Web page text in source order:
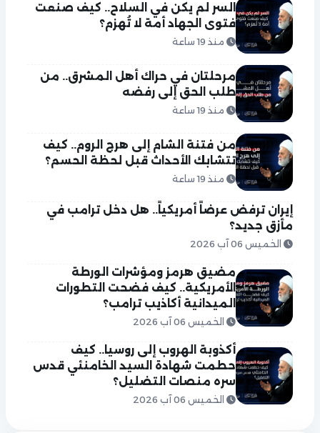
السر لم يكن في السلاح.. كيف صنعت
فتوى الجهاد أمة لا تُهزم؟
منذ 19 ساعة
مرحلتان في حراك أهل المشرق.. من
طلب الحق إلى رفضه
منذ 19 ساعة
من فتنة الشام إلى هرج الروم.. كيف
تتشابك الأحداث قبل لحظة الحسم؟
منذ 19 ساعة
إيران ترفض عرضاً أمريكياً.. هل دخل ترامب في
مأزق جديد؟
الخميس 06 آب 2026
مضيق هرمز ومؤشرات الورطة
الأمريكية.. كيف فضحت التطورات
الميدانية أكاذيب ترامب؟
الخميس 06 آب 2026
أكذوبة الهروب إلى روسيا.. كيف
حطمت شهادة السيد الخامنئي قدس
سره منصات التضليل؟
الخميس 06 آب 2026